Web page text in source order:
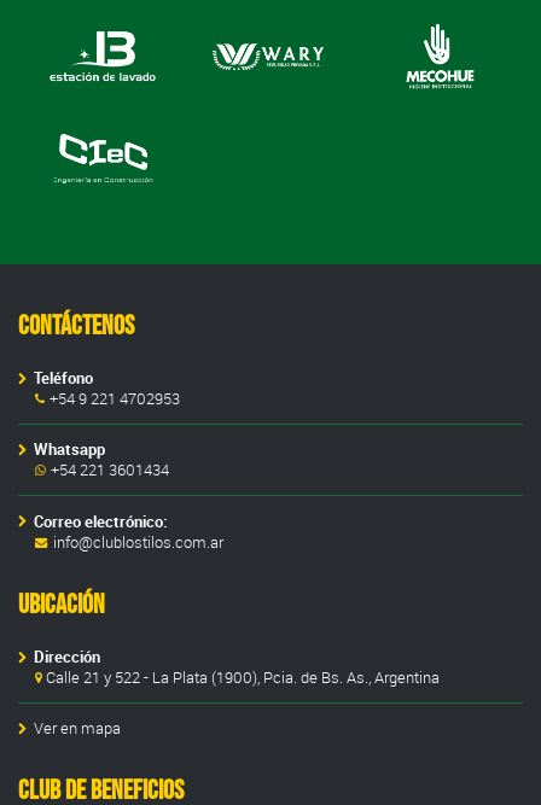
Contáctenos
Teléfono
+54 9 221 4702953
Whatsapp
+54 221 3601434
Correo electrónico:
info@clublostilos.com.ar
Ubicación
Dirección
Calle 21 y 522 - La Plata (1900), Pcia. de Bs. As., Argentina
Ver en mapa
Club de Beneficios